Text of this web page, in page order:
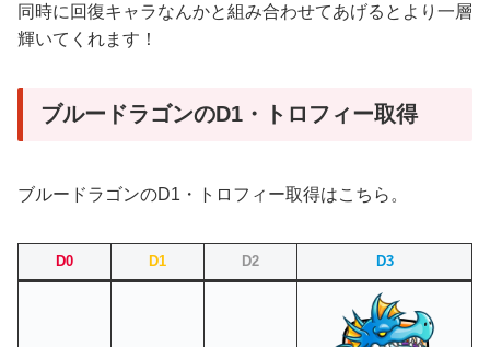
同時に回復キャラなんかと組み合わせてあげるとより一層
輝いてくれます！
ブルードラゴンのD1・トロフィー取得
ブルードラゴンのD1・トロフィー取得はこちら。
D0 D1 D2 D3